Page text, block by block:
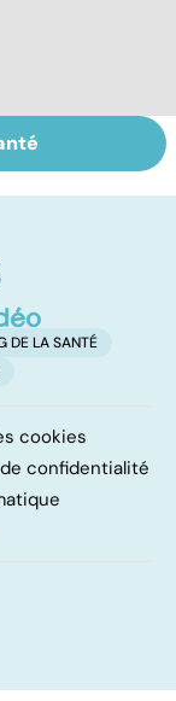
un suivi
DE LA SANTÉ
cookies
confidentialité